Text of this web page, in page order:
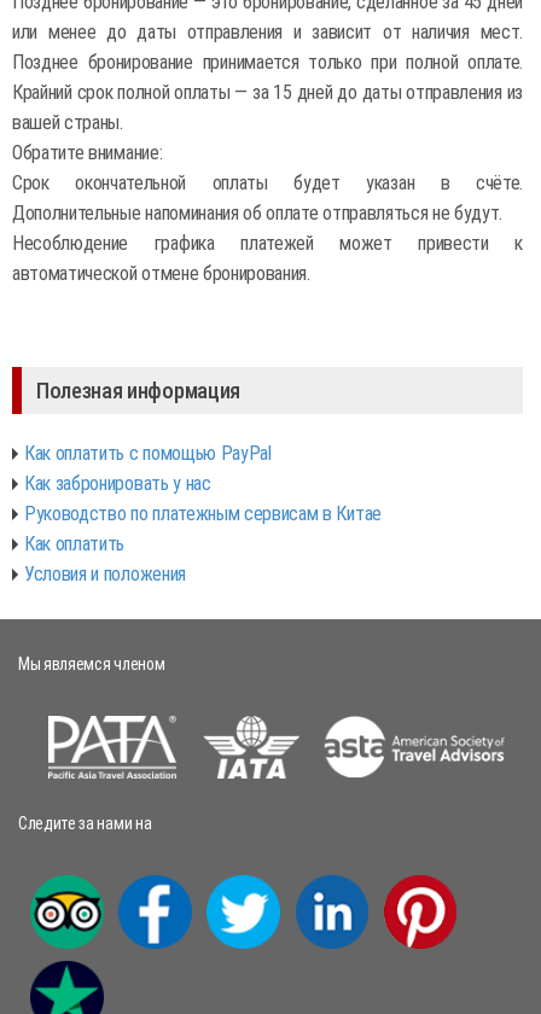
или менее до даты отправления и зависит от наличия мест.
Позднее бронирование принимается только при полной оплате.
Крайний срок полной оплаты — за 15 дней до даты отправления из
вашей страны.
Обратите внимание:
Срок окончательной оплаты будет указан в счёте.
Дополнительные напоминания об оплате отправляться не будут.
Несоблюдение графика платежей может привести к
автоматической отмене бронирования.
Полезная информация
Как оплатить с помощью PayPal
Как забронировать у нас
Руководство по платежным сервисам в Китае
Как оплатить
Условия и положения
Мы являемся членом
Следите за нами на